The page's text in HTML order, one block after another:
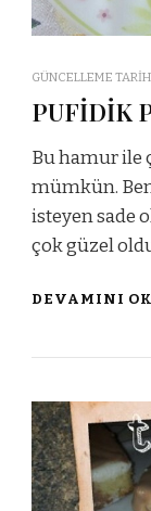
GÜNCELLEME
PUFİDİK
Bu hamur ile
mümkün.
isteyen sade
çok güzel
DEVAMINI